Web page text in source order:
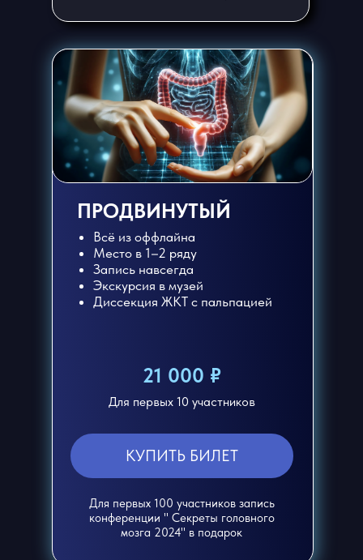
Всё из оффлайна
Место в 1–2 ряду
Запись навсегда
Экскурсия в музей
Диссекция ЖКТ с пальпацией
ПРОДВИНУТЫЙ
21 000 ₽
КУПИТЬ БИЛЕТ
Для первых 100 участников запись
конференции " Секреты головного
мозга 2024" в подарок
Для первых 10 участников